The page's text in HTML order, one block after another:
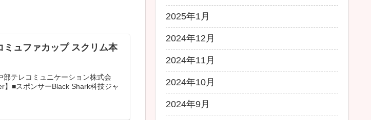
ミュファカップ スクリム本
テレコミュニケーション株式会
■スポンサーBlack Shark科技ジャ
2025年1月
2024年12月
2024年11月
2024年10月
2024年9月